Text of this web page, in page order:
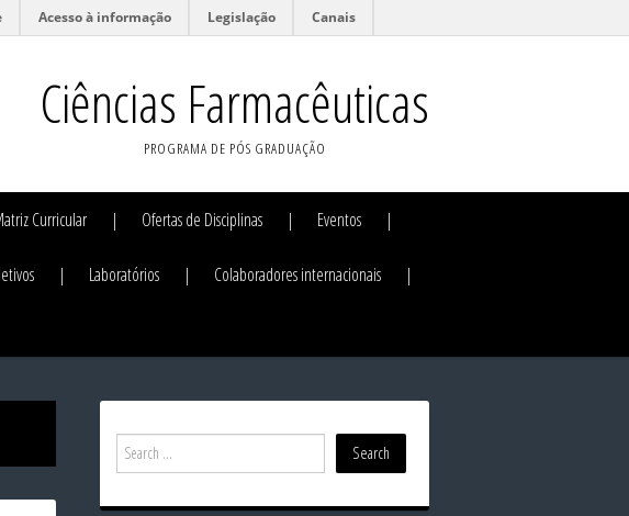
Acesso à informação Legislação Canais
Ciências Farmacêuticas
PROGRAMA DE PÓS GRADUAÇÃO
Curricular Ofertas de Disciplinas Eventos
Laboratórios Colaboradores internacionais